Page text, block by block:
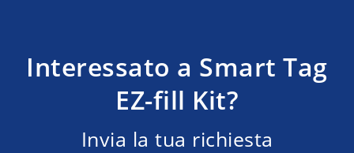
Interessato a Smart Tag
EZ-fill Kit?
Invia la tua richiesta